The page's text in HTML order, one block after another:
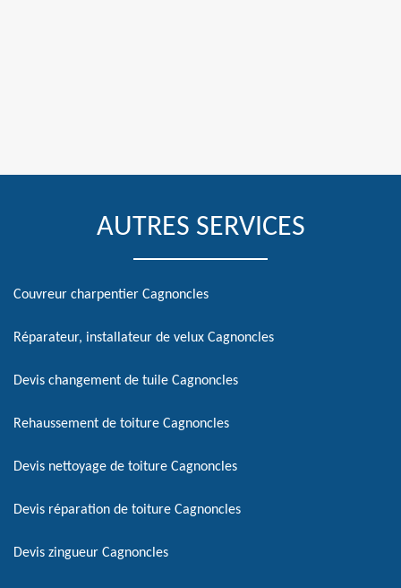
AUTRES SERVICES
Couvreur charpentier Cagnoncles
Réparateur, installateur de velux Cagnoncles
Devis changement de tuile Cagnoncles
Rehaussement de toiture Cagnoncles
Devis nettoyage de toiture Cagnoncles
Devis réparation de toiture Cagnoncles
Devis zingueur Cagnoncles